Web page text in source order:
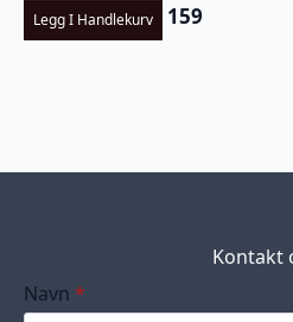
Legg I Handlekurv 159
Kontakt
Navn *